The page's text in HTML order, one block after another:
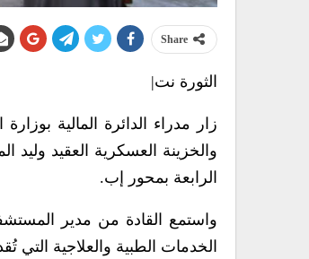
Share
الثورة نت|
زار مدراء الدائرة المالية
والخزينة العسكرية العقيد وليد
الرابعة بمحور إب.
واستمع القادة من مدير
الخدمات الطبية والعلاجية التي